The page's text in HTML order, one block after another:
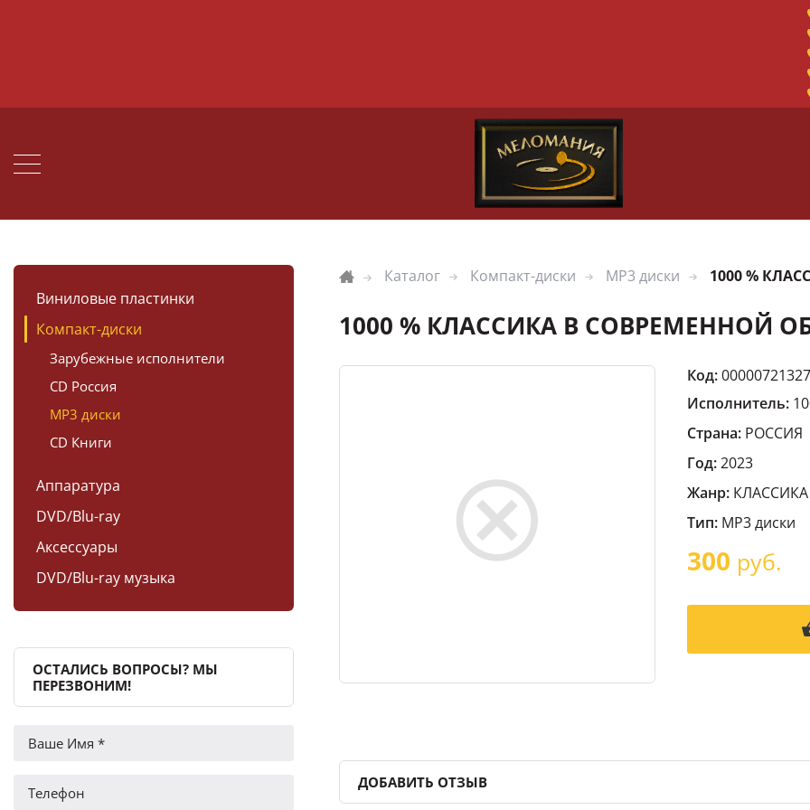
Виниловые пластинки
Компакт-диски
Зарубежные исполнители
CD Россия
MP3 диски
CD Книги
Аппаратура
DVD/Blu-ray
Аксессуары
DVD/Blu-ray музыка
ОСТАЛИСЬ ВОПРОСЫ? МЫ
ПЕРЕЗВОНИМ!
Каталог Компакт-диски MP3 диски 1000 %
1000 % КЛАССИКА В СОВРЕМЕННОЙ
Код:00000721327
Исполнитель:
Страна: РОССИЯ
Год:2023
Жанр: КЛАССИКА
Тип: MP3 диски
300 руб.
ДОБАВИТЬ ОТЗЫВ